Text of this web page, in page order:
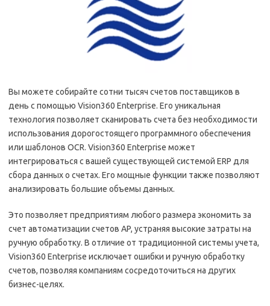
Вы можете собирайте сотни тысяч счетов поставщиков в
день с помощью Vision360 Enterprise. Его уникальная
технология позволяет сканировать счета без необходимости
использования дорогостоящего программного обеспечения
или шаблонов OCR. Vision360 Enterprise может
интегрироваться с вашей существующей системой ERP для
сбора данных о счетах. Его мощные функции также позволяют
анализировать большие объемы данных.
Это позволяет предприятиям любого размера экономить за
счет автоматизации счетов AP, устраняя высокие затраты на
ручную обработку. В отличие от традиционной системы учета,
Vision360 Enterprise исключает ошибки и ручную обработку
счетов, позволяя компаниям сосредоточиться на других
бизнес-целях.